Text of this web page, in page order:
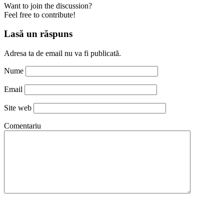
Want to join the discussion?
Feel free to contribute!
Lasă un răspuns
Adresa ta de email nu va fi publicată.
Nume
Email
Site web
Comentariu